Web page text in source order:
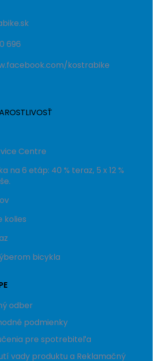
696
kostrabike
Centre
na 6 etáp: 40 % teraz, 5 x 12 %
kolies
bicykla
odber
podmienky
pre spotrebiteľa
vady produktu a Reklamačný